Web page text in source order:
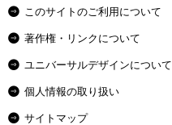
このサイトのご利用について
著作権・リンクについて
ユニバーサルデザインについて
個人情報の取り扱い
サイトマップ